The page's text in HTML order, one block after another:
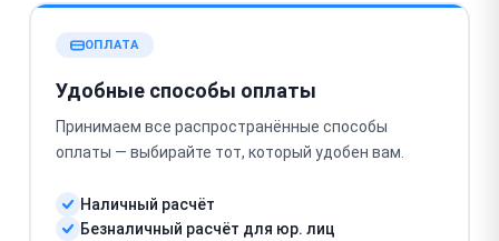
ОПЛАТА
Удобные способы оплаты
Принимаем все распространённые способы
оплаты — выбирайте тот, который удобен вам.
Наличный расчёт
Безналичный расчёт для юр. лиц